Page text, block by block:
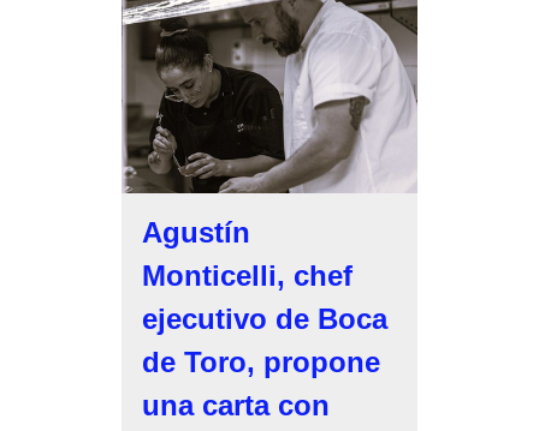
Agustín
Monticelli, chef
ejecutivo de Boca
de Toro, propone
una carta con